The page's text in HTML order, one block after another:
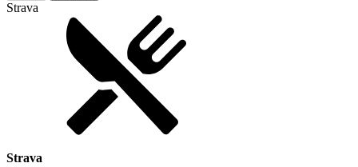
Strava
Strava